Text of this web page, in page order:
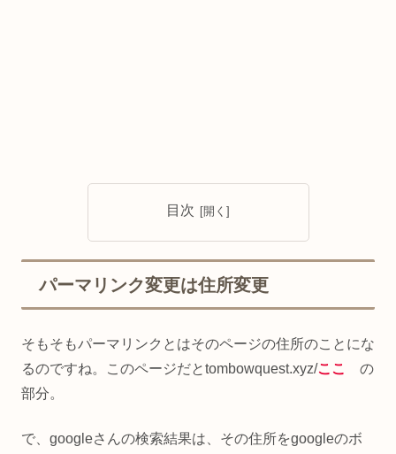
目次
パーマリンク変更は住所変更
そもそもパーマリンクとはそのページの住所のことにな
るのですね。このページだとtombowquest.xyz/ここ
の
部分。
で、googleさんの検索結果は、その住所をgoogleのボ